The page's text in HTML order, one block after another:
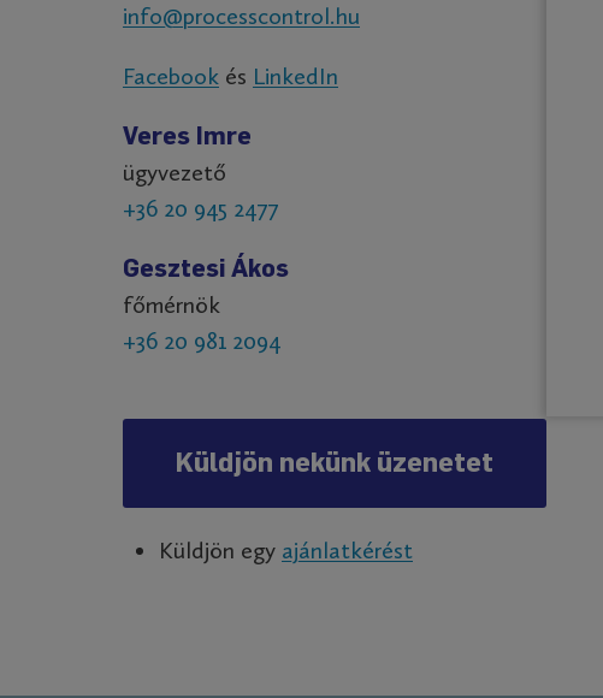
info@processcontrol.hu
Facebook és LinkedIn
Veres Imre
ügyvezető
+36 20 945 2477
Gesztesi Ákos
főmérnök
+36 20 981 2094
Küldjön nekünk üzenetet
Küldjön egy ajánlatkérést